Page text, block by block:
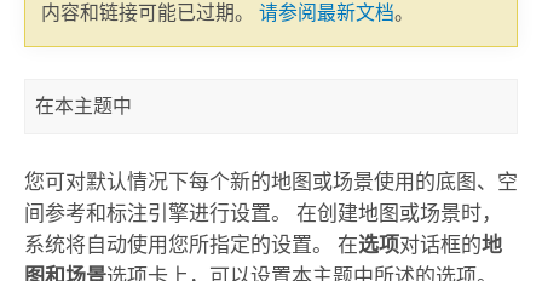
内容和链接可能已过期。 请参阅最新文档。
在本主题中
您可对默认情况下每个新的地图或场景使用的底图、空
间参考和标注引擎进行设置。 在创建地图或场景时，
系统将自动使用您所指定的设置。 在选项对话框的地
图和场景选项卡上，可以设置本主题中所述的选项。